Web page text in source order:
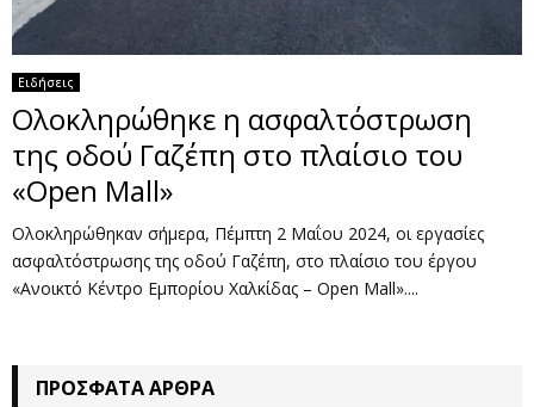
Ειδήσεις
Ολοκληρώθηκε η ασφαλτόστρωση
της οδού Γαζέπη στο πλαίσιο του
«Open Mall»
Ολοκληρώθηκαν σήμερα, Πέμπτη 2 Μαΐου 2024, οι εργασίες
ασφαλτόστρωσης της οδού Γαζέπη, στο πλαίσιο του έργου
«Ανοικτό Κέντρο Εμπορίου Χαλκίδας – Open Mall»....
ΠΡΌΣΦΑΤΑ ΆΡΘΡΑ